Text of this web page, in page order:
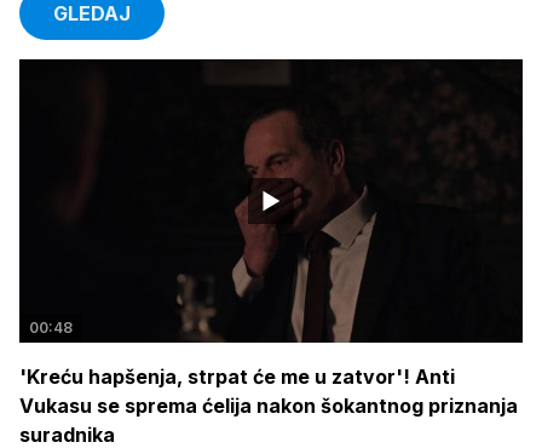
GLEDAJ
00:48
'Kreću hapšenja, strpat će me u zatvor'! Anti
Vukasu se sprema ćelija nakon šokantnog priznanja
suradnika